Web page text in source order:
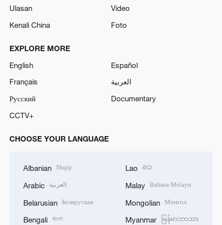
Ulasan
Video
Kenali China
Foto
EXPLORE MORE
English
Español
Français
العربية
Русский
Documentary
CCTV+
CHOOSE YOUR LANGUAGE
Albanian Shqip
Arabic العربية
Belarusian Беларуская
Bengali বাংলা
Lao ລາວ
Malay Bahasa Melayu
Mongolian Монгол
Myanmar မြန်မာဘာသာ